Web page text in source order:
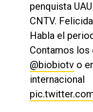
penquista
CNTV.
Habla el
Contamos los
@biobiotvo
internacional